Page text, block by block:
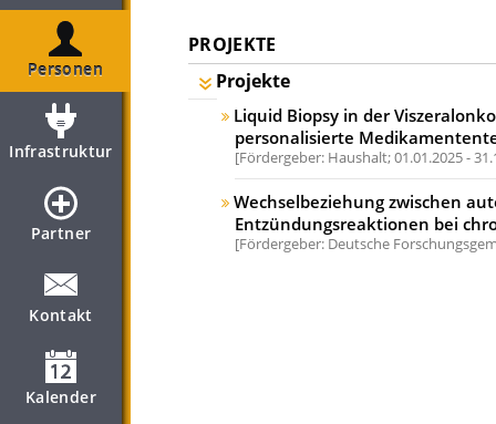
Personen
Infrastruktur
Partner
Kontakt
Kalender
PROJEKTE
Projekte
Liquid Biopsy in der
personalisierte
Fördergeber: Haushalt;01.01.2025 -
Wechselbeziehung zwischen
Entzündungsreaktionen bei
Fördergeber: Deutsche